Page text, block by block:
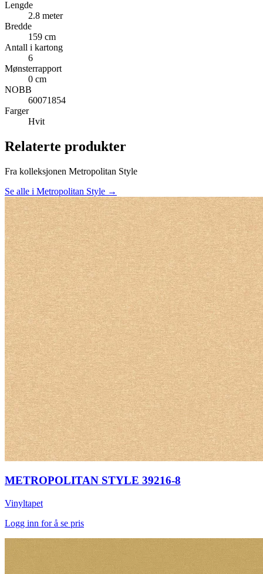
Lengde
2.8 meter
Bredde
159 cm
Antall i kartong
6
Mønsterrapport
0 cm
NOBB
60071854
Farger
Hvit
Relaterte produkter
Fra kolleksjonen Metropolitan Style
Se alle i Metropolitan Style →
METROPOLITAN STYLE 39216-8
Vinyltapet
Logg inn for å se pris